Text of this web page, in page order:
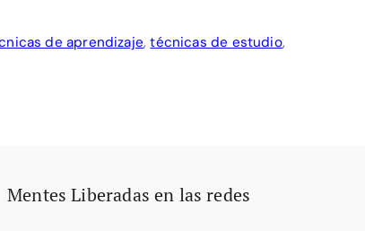
de aprendizaje,técnicas de estudio,
Mentes Liberadas en las redes